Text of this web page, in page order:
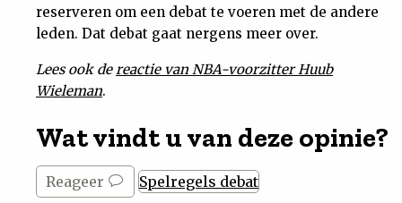
reserveren om een debat te voeren met de andere
leden. Dat debat gaat nergens meer over.
Lees ook dereactie van NBA-voorzitter Huub
Wieleman.
Wat vindt u van deze opinie?
Reageer Spelregels debat